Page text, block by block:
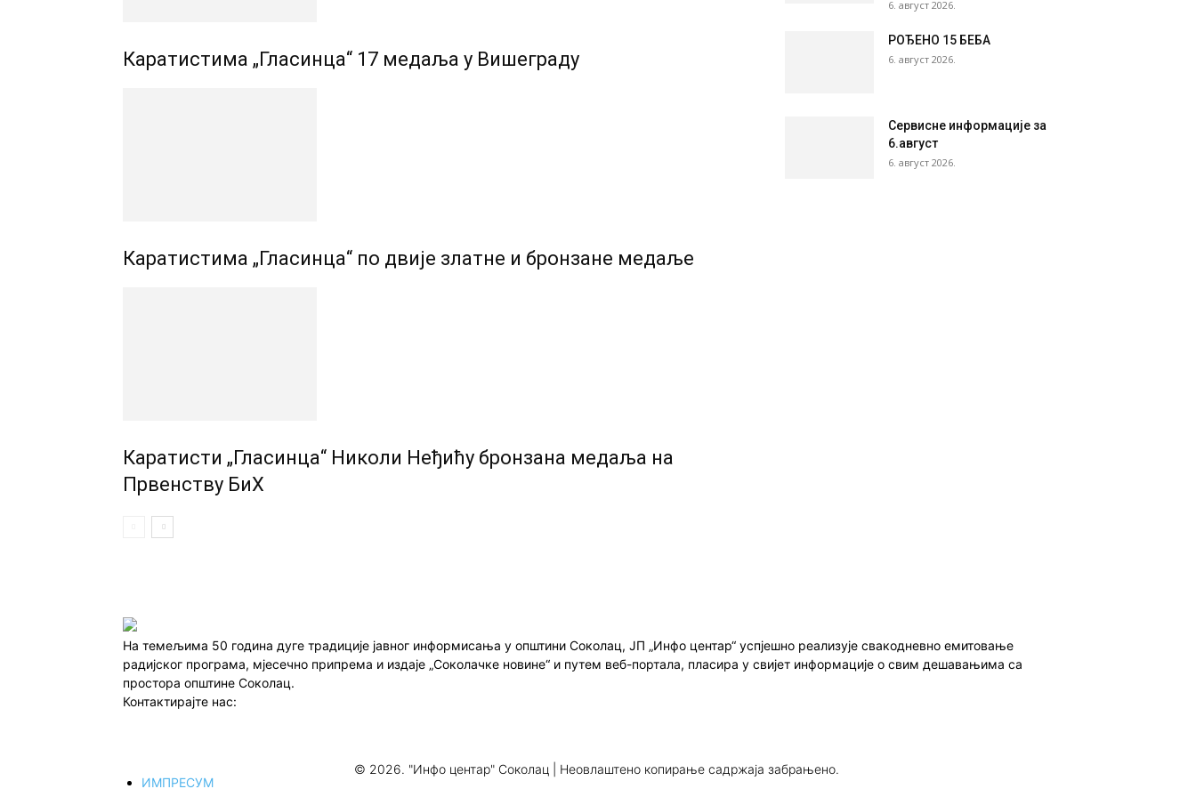
Каратистима „Гласинца“ 17 медаља у Вишеграду
Каратистима „Гласинца“ по двије златне и бронзане медаље
Каратисти „Гласинца“ Николи Неђићу бронзана медаља на
Првенству БиХ
6. август 2026.
РОЂЕНО 15 БЕБА
6. август 2026.
Сервисне информације за
6.август
6. август 2026.
На темељима 50 година дуге традиције јавног информисања у општини Соколац, ЈП „Инфо центар“ успјешно реализује свакодневно емитовање
радијског програма, мјесечно припрема и издаје „Соколачке новине“ и путем веб-портала, пласира у свијет информације о свим дешавањима са
простора општине Соколац.
Контактирајте нас:
ИМПРЕСУМ
© 2026. "Инфо центар" Соколац | Неовлаштено копирање садржаја забрањено.